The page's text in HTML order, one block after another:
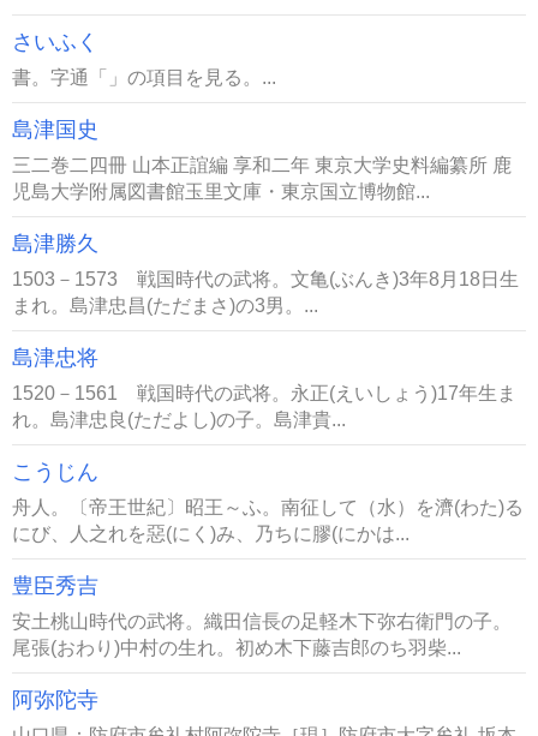
さいふく
書。字通「」の項目を見る。...
島津国史
三二巻二四冊 山本正誼編 享和二年 東京大学史料編纂所 鹿
児島大学附属図書館玉里文庫・東京国立博物館...
島津勝久
1503－1573 戦国時代の武将。文亀(ぶんき)3年8月18日生
まれ。島津忠昌(ただまさ)の3男。...
島津忠将
1520－1561 戦国時代の武将。永正(えいしょう)17年生ま
れ。島津忠良(ただよし)の子。島津貴...
こうじん
舟人。〔帝王世紀〕昭王～ふ。南征して（水）を濟(わた)る
にび、人之れを惡(にく)み、乃ちに膠(にかは...
豊臣秀吉
安土桃山時代の武将。織田信長の足軽木下弥右衛門の子。
尾張(おわり)中村の生れ。初め木下藤吉郎のち羽柴...
阿弥陀寺